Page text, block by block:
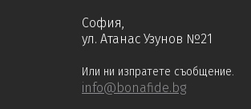
София,
ул. Атанас Узунов №21
Или ни изпратете съобщение.
info@bonafide.bg